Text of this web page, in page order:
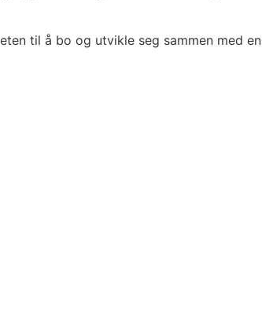
til å bo og utvikle seg sammen med en